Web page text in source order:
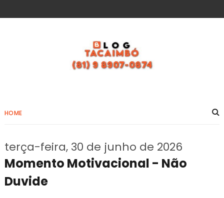
HOME
terça-feira, 30 de junho de 2026
Momento Motivacional - Não
Duvide